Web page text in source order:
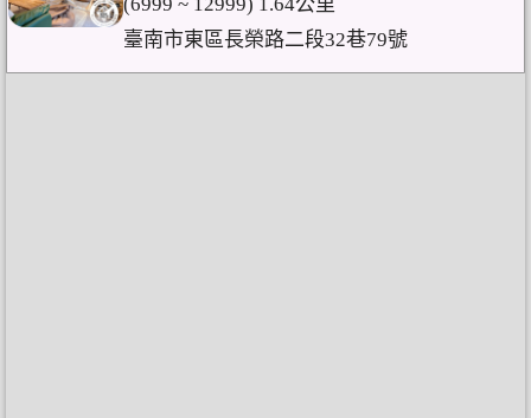
臺南市東區長榮路二段32巷79號